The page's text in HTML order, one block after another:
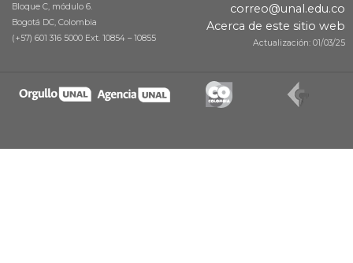
Bloque C, módulo 6.
Bogotá DC, Colombia
(+57) 601 316 5000 Ext. 10854 – 10855
correo@unal.edu.co
Acerca de este sitio web
Actualización: 01/03/25